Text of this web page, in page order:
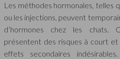
Les méthodes hormonales, telles
ou les injections, peuvent
d’hormones chez les chats.
présentent des risques à court
effets secondaires